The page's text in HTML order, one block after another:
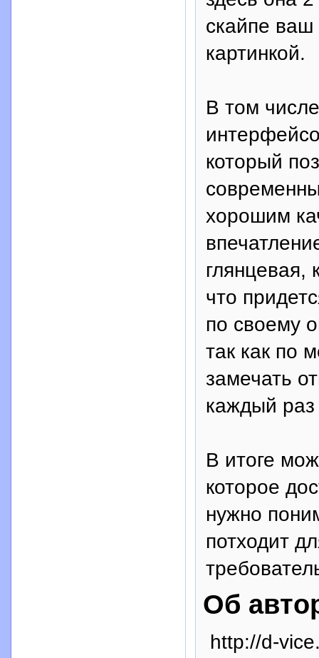
скайпе ваш
картинкой.
В том
который
хорошим
глянцевая,
что
по своему
так как по
замечать
каждый раз
В итоге
которое
нужно
потходит
Об
http://d-